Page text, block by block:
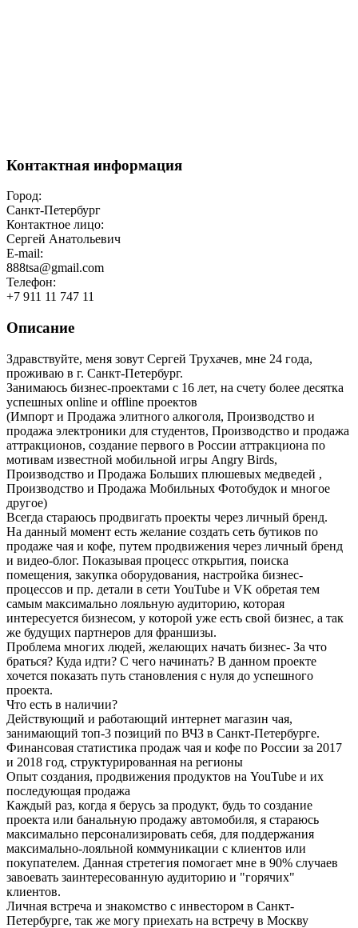
Контактная информация
Город:
Санкт-Петербург
Контактное лицо:
Сергей Анатольевич
E-mail:
888tsa@gmail.com
Телефон:
+7 911 11 747 11
Описание
Здравствуйте, меня зовут Сергей Трухачев, мне 24 года,
проживаю в г. Санкт-Петербург.
Занимаюсь бизнес-проектами с 16 лет, на счету более десятка
успешных online и offline проектов
(Импорт и Продажа элитного алкоголя, Производство и
продажа электроники для студентов, Производство и продажа
аттракционов, создание первого в России аттракциона по
мотивам известной мобильной игры Angry Birds,
Производство и Продажа Больших плюшевых медведей ,
Производство и Продажа Мобильных Фотобудок и многое
другое)
Всегда стараюсь продвигать проекты через личный бренд.
На данный момент есть желание создать сеть бутиков по
продаже чая и кофе, путем продвижения через личный бренд
и видео-блог. Показывая процесс открытия, поиска
помещения, закупка оборудования, настройка бизнес-
процессов и пр. детали в сети YouTube и VK обретая тем
самым максимально лояльную аудиторию, которая
интересуется бизнесом, у которой уже есть свой бизнес, а так
же будущих партнеров для франшизы.
Проблема многих людей, желающих начать бизнес- За что
браться? Куда идти? С чего начинать? В данном проекте
хочется показать путь становления с нуля до успешного
проекта.
Что есть в наличии?
Действующий и работающий интернет магазин чая,
занимающий топ-3 позиций по ВЧЗ в Санкт-Петербурге.
Финансовая статистика продаж чая и кофе по России за 2017
и 2018 год, структурированная на регионы
Опыт создания, продвижения продуктов на YouTube и их
последующая продажа
Каждый раз, когда я берусь за продукт, будь то создание
проекта или банальную продажу автомобиля, я стараюсь
максимально персонализировать себя, для поддержания
максимально-лояльной коммуникации с клиентов или
покупателем. Данная стретегия помогает мне в 90% случаев
завоевать заинтересованную аудиторию и "горячих"
клиентов.
Личная встреча и знакомство с инвестором в Санкт-
Петербурге, так же могу приехать на встречу в Москву